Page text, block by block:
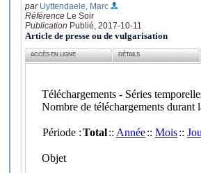
par Uyttendaele, Marc
Référence Le Soir
Publication Publié, 2017-10-11
Article de presse ou de vulgarisation
ACCÈS EN LIGNE DÉTAILS